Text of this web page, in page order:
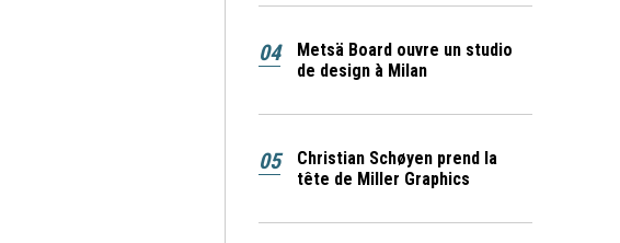
04
Metsä Board ouvre un studio
de design à Milan
05
Christian Schøyen prend la
tête de Miller Graphics